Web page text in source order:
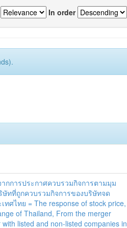
In order
กการประกาศควบรวมกิจการตามมุม
ทที่ถูกควบรวมกิจการของบริษัทจด
ศไทย = The response of stock price,
of Thailand, From the merger
listed and non-listed companies in